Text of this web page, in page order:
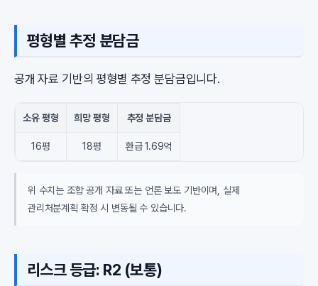
평형별 추정 분담금
공개 자료 기반의 평형별 추정 분담금입니다.
소유 평형 희망 평형 추정 분담금
16평 18평 환급 1.69억
위 수치는 조합 공개 자료 또는 언론 보도 기반이며, 실제
관리처분계획 확정 시 변동될 수 있습니다.
리스크 등급: R2 (보통)